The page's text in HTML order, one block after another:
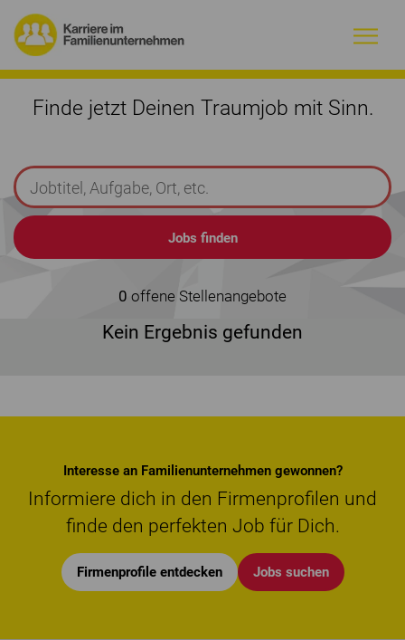
Warum Familienunternehmen?
Jobs
Magazin
Finde jetzt Deinen Traumjob mit Sinn.
0 offene Stellenangebote
Kein Ergebnis gefunden
Interesse an Familienunternehmen gewonnen?
Informiere dich in den Firmenprofilen und
finde den perfekten Job für Dich.
Firmenprofile entdecken Jobs suchen